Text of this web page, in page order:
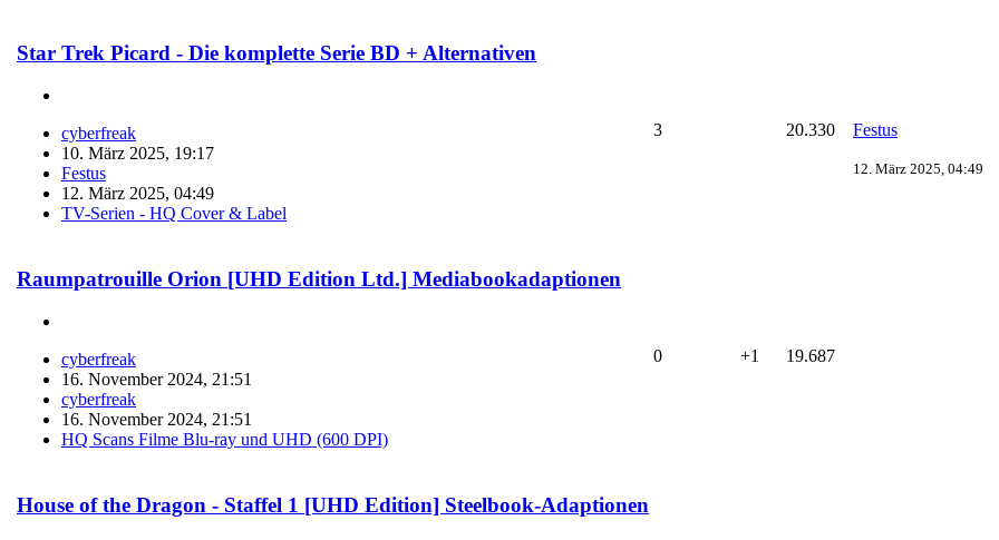
Star Trek Picard - Die komplette Serie BD + Alternativen
cyberfreak
10. März 2025, 19:17
Festus
12. März 2025, 04:49
TV-Serien - HQ Cover & Label
3 20.330 Festus
12. März 2025, 04:49
Raumpatrouille Orion [UHD Edition Ltd.] Mediabookadaptionen
cyberfreak
16. November 2024, 21:51
cyberfreak
16. November 2024, 21:51
HQ Scans Filme Blu-ray und UHD (600 DPI)
0 +1 19.687
House of the Dragon - Staffel 1 [UHD Edition] Steelbook-Adaptionen